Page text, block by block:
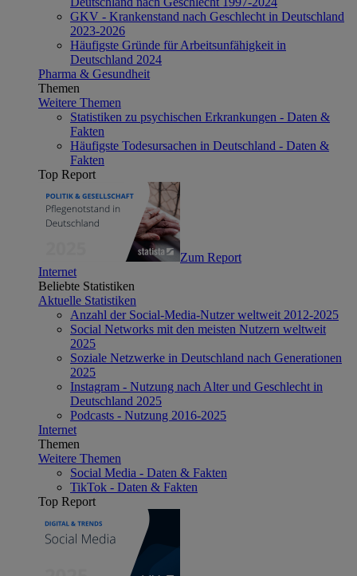
GKV - Krankenstand nach Geschlecht in Deutschland
2023-2026
Häufigste Gründe für Arbeitsunfähigkeit in
Deutschland 2024
Pharma & Gesundheit
Themen
Weitere Themen
Statistiken zu psychischen Erkrankungen - Daten &
Fakten
Häufigste Todesursachen in Deutschland - Daten &
Fakten
Top Report
Zum Report
Internet
Beliebte Statistiken
Aktuelle Statistiken
Anzahl der Social-Media-Nutzer weltweit 2012-2025
Social Networks mit den meisten Nutzern weltweit
2025
Soziale Netzwerke in Deutschland nach Generationen
2025
Instagram - Nutzung nach Alter und Geschlecht in
Deutschland 2025
Podcasts - Nutzung 2016-2025
Internet
Themen
Weitere Themen
Social Media - Daten & Fakten
TikTok - Daten & Fakten
Top Report